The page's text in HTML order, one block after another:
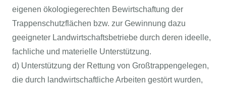
eigenen ökologiegerechten Bewirtschaftung der
Trappenschutzflächen bzw. zur Gewinnung dazu
geeigneter Landwirtschaftsbetriebe durch deren ideelle,
fachliche und materielle Unterstützung.
d) Unterstützung der Rettung von Großtrappengelegen,
die durch landwirtschaftliche Arbeiten gestört wurden,